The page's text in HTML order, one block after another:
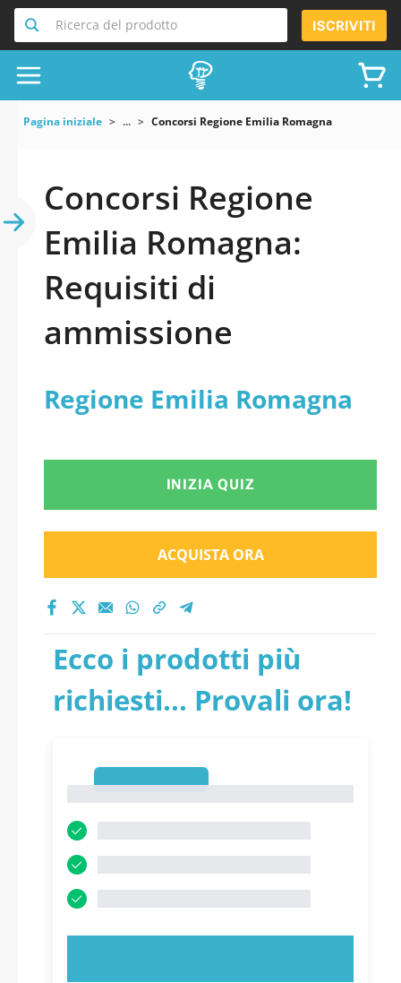
Ricerca del prodotto ISCRIVITI
Pagina iniziale ... Concorsi Regione Emilia Romagna
Concorsi Regione
Emilia Romagna:
Requisiti di
ammissione
Regione Emilia Romagna
INIZIA QUIZ
ACQUISTA ORA
Ecco i prodotti più
richiesti... Provali ora!